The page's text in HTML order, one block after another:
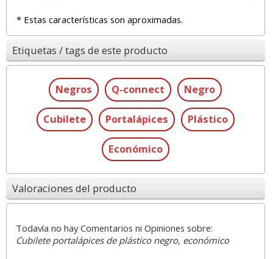
* Estas características son aproximadas.
Etiquetas / tags de este producto
Negros Q-connect Negro
Cubilete Portalápices Plástico
Económico
Valoraciones del producto
Todavía no hay Comentarios ni Opiniones sobre:
Cubilete portalápices de plástico negro, económico